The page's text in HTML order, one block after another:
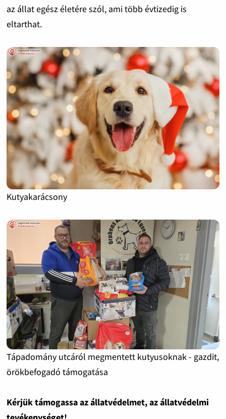
az állat egész életére szól, ami több évtizedig is
eltarthat.
Kutyakarácsony
Tápadomány utcáról megmentett kutyusoknak - gazdit,
örökbefogadó támogatása
Kérjük támogassa az állatvédelmet, az állatvédelmi